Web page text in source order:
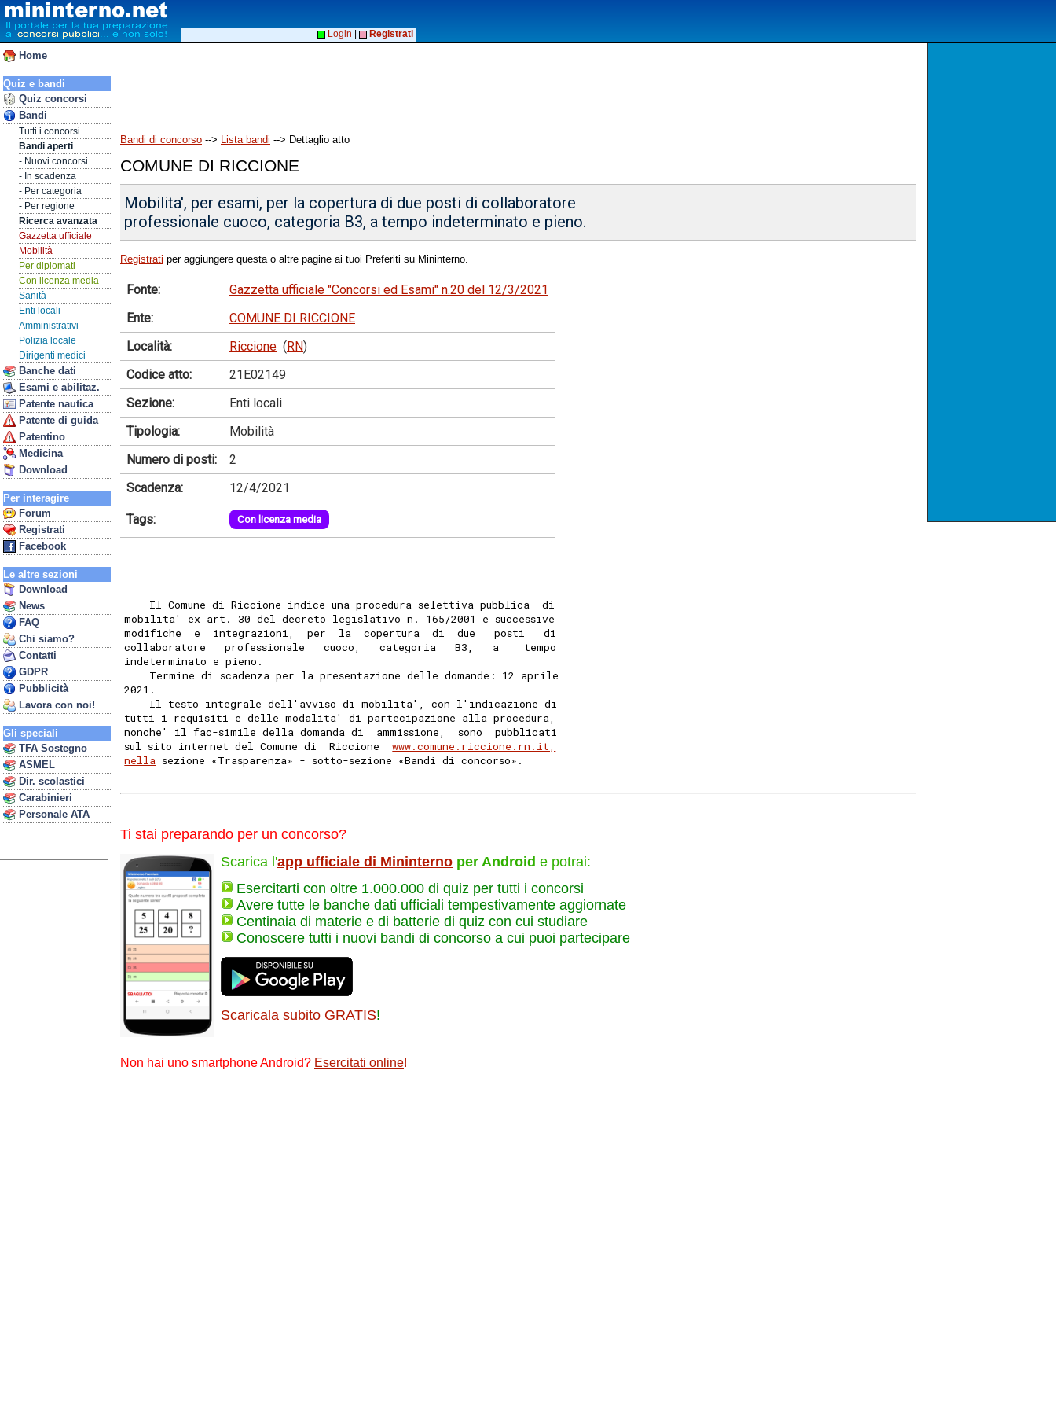
Home
Quiz e bandi
Quiz concorsi
Bandi
Tutti i concorsi
Bandi aperti
- Nuovi concorsi
- In scadenza
- Per categoria
- Per regione
Ricerca avanzata
Gazzetta ufficiale
Mobilità
Per diplomati
Con licenza media
Sanità
Enti locali
Amministrativi
Polizia locale
Dirigenti medici
Banche dati
Esami e abilitaz.
Patente nautica
Patente di guida
Patentino
Medicina
Download
Per interagire
Forum
Registrati
Facebook
Le altre sezioni
Download
News
FAQ
Chi siamo?
Contatti
GDPR
Pubblicità
Lavora con noi!
Gli speciali
TFA Sostegno
ASMEL
Dir. scolastici
Carabinieri
Personale ATA
Login Registrati
Bandi di concorso --> Lista bandi --> Dettaglio atto
COMUNE DI RICCIONE
Mobilita', per esami, per la copertura di due posti di collaboratore
professionale cuoco, categoria B3, a tempo indeterminato e pieno.
Registrati per aggiungere questa o altre pagine ai tuoi Preferiti su Mininterno.
Fonte:
Gazzetta ufficiale "Concorsi ed Esami" n.20 del 12/3/2021
Ente:
COMUNE DI RICCIONE
Località:
Riccione (RN)
Codice atto:
21E02149
Sezione:
Enti locali
Tipologia:
Mobilità
Numero di posti:
2
Scadenza:
12/4/2021
Tags: Con licenza media
    Il Comune di Riccione indice una procedura selettiva pubblica  di
mobilita' ex art. 30 del decreto legislativo n. 165/2001 e successive
modifiche  e  integrazioni,  per  la  copertura  di  due   posti   di
collaboratore   professionale   cuoco,   categoria   B3,   a    tempo
indeterminato e pieno.
    Termine di scadenza per la presentazione delle domande: 12 aprile
2021.
    Il testo integrale dell'avviso di mobilita', con l'indicazione di
tutti i requisiti e delle modalita' di partecipazione alla procedura,
nonche' il fac-simile della domanda di  ammissione,  sono  pubblicati
sul sito internet del Comune di  Riccione www.comune.riccione.rn.it,
nella sezione «Trasparenza» - sotto-sezione «Bandi di concorso».
Ti stai preparando per un concorso?
Scarica l'app ufficiale di Mininterno per Android e potrai:
Esercitarti con oltre 1.000.000 di quiz per tutti i concorsi
Avere tutte le banche dati ufficiali tempestivamente aggiornate
Centinaia di materie e di batterie di quiz con cui studiare
Conoscere tutti i nuovi bandi di concorso a cui puoi partecipare
Scaricala subito GRATIS!
Non hai uno smartphone Android? Esercitati online!